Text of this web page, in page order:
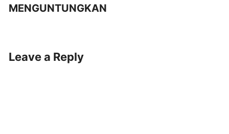
MENGUNTUNGKAN
Leave a Reply